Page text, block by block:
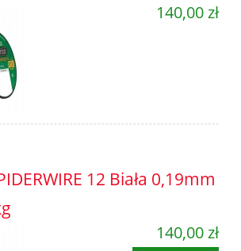
140,00 zł
12 Biała 0,19mm
140,00 zł